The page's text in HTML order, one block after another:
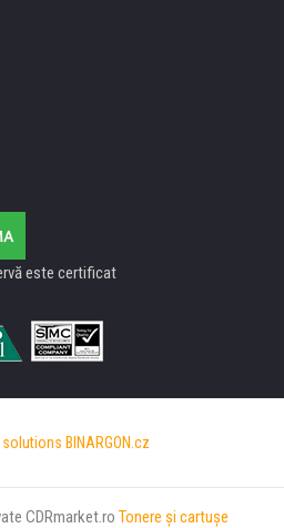
este certificat
solutions BINARGON.cz
CDRmarket.ro Tonere şi cartuşe